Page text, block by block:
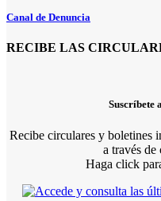
Canal de Denuncia
RECIBE LAS
Suscríbete
Recibe circulares y
a través de
Haga click